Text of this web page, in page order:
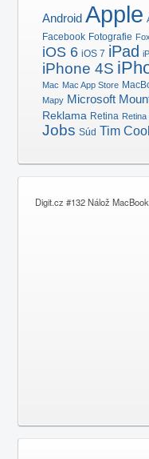
Android Apple
Facebook Fotografie
iOS 6 iOS 7 iPad
iPhone 4S
Mac Mac App Store
Mapy Microsoft
Reklama Retina Retina
Jobs Súd Tim
Digit.cz #132 Nálož